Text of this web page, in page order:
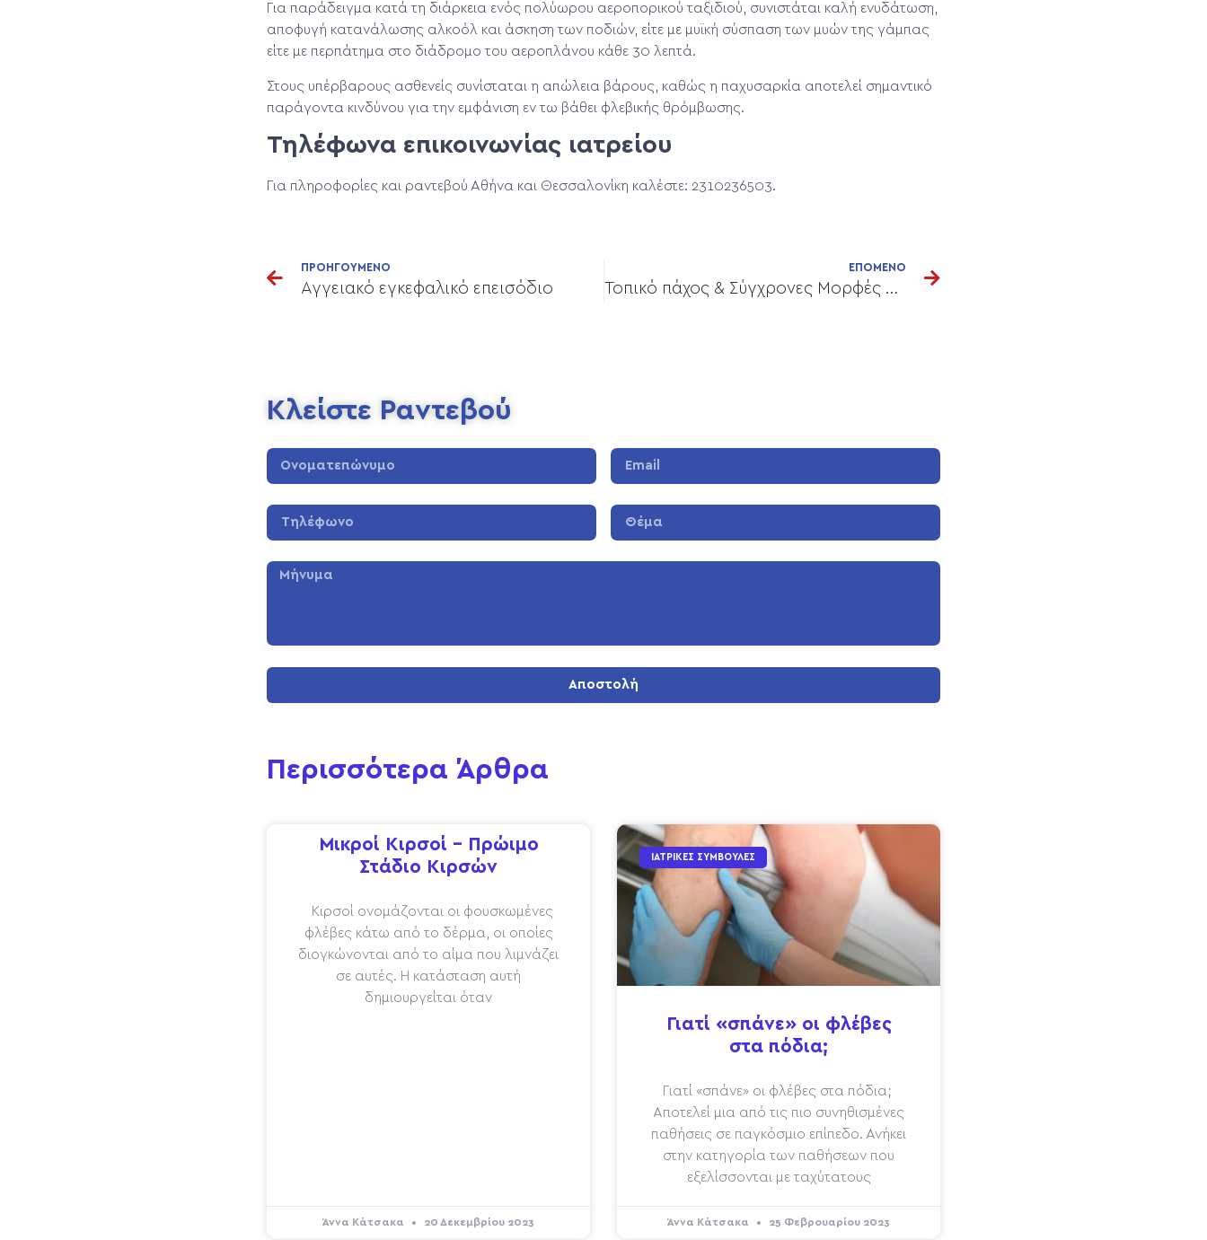
Για παράδειγμα κατά τη διάρκεια ενός πολύωρου αεροπορικού ταξιδιού, συνιστάται καλή ενυδάτωση,
αποφυγή κατανάλωσης αλκοόλ και άσκηση των ποδιών, είτε με μυϊκή σύσπαση των μυών της γάμπας
είτε με περπάτημα στο διάδρομο του αεροπλάνου κάθε 30 λεπτά.
Στους υπέρβαρους ασθενείς συνίσταται η απώλεια βάρους, καθώς η παχυσαρκία αποτελεί σημαντικό
παράγοντα κινδύνου για την εμφάνιση εν τω βάθει φλεβικής θρόμβωσης.
Τηλέφωνα επικοινωνίας ιατρείου
Για πληροφορίες και ραντεβού Αθήνα και Θεσσαλονίκη καλέστε: 2310236503.
ΠΡΟΗΓΟΥΜΕΝΟ
Αγγειακό εγκεφαλικό επεισόδιο
ΕΠΟΜΕΝΟ
Τοπικό πάχος & Σύγχρονες Μορφές Αντιμετώπισης
Κλείστε Ραντεβού
Αποστολή
Περισσότερα Άρθρα
Μικροί Κιρσοί – Πρώιμο
Στάδιο Κιρσών
Κιρσοί ονομάζονται οι φουσκωμένες
φλέβες κάτω από το δέρμα, οι οποίες
διογκώνονται από το αίμα που λιμνάζει
σε αυτές. Η κατάσταση αυτή
δημιουργείται όταν
Άννα Κάτσακα 20 Δεκεμβρίου 2023
ΙΑΤΡΙΚΈΣ ΣΥΜΒΟΥΛΈΣ
Γιατί «σπάνε» οι φλέβες
στα πόδια;
Γιατί «σπάνε» οι φλέβες στα πόδια;
Αποτελεί μια από τις πιο συνηθισμένες
παθήσεις σε παγκόσμιο επίπεδο. Ανήκει
στην κατηγορία των παθήσεων που
εξελίσσονται με ταχύτατους
Άννα Κάτσακα 25 Φεβρουαρίου 2023